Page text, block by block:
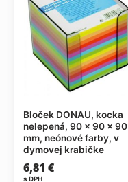
Bloček DONAU, kocka
nelepená, 90 x 90 x 90
mm, neónové farby, v
dymovej krabičke
6,81 €
s DPH